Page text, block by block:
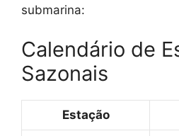
submarina:
Calendário de
Sazonais
Estação